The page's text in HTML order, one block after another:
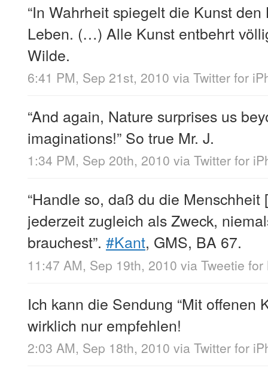
“In Wahrheit spiegelt die Kunst
Leben. (…) Alle Kunst entbehrt
Wilde.
6:41 PM, Sep 21st, 2010 via Twitter for
“And again, Nature surprises us
imaginations!” So true Mr. J.
1:34 PM, Sep 20th, 2010 via Twitter for
“Handle so, daß du die
jederzeit zugleich als Zweck,
brauchest”. #Kant, GMS, BA 67.
11:47 AM, Sep 19th, 2010 via Tweetie for
Ich kann die Sendung “Mit offenen
wirklich nur empfehlen!
2:03 AM, Sep 18th, 2010 via Twitter for